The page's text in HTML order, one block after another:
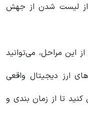
از لیست شدن از جهش
این مراحل، می‌توانید
ارز دیجیتال واقعی
کنید تا از زمان بندی و